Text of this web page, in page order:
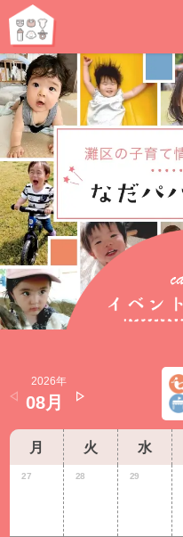
2026年
08月
2026年
月
月 火 水
27 28 29